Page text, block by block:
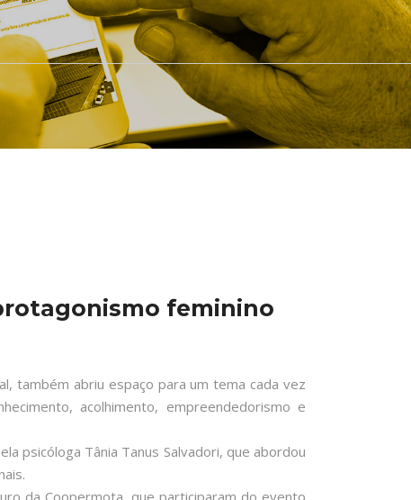
feminino
também abriu espaço para um tema cada vez
acolhimento, empreendedorismo e
psicóloga Tânia Tanus Salvadori, que abordou
da Coopermota, que participaram do evento